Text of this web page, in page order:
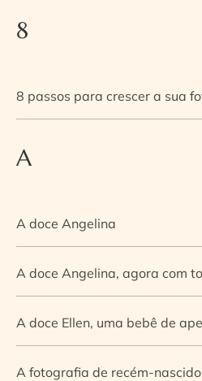
8
8 passos para crescer a sua
A
A doce Angelina
A doce Angelina, agora com
A doce Ellen, uma bebê de
A fotografia de recém-